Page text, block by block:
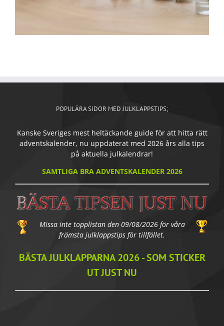
POPULÄRA SIDOR MED JULKLAPPSTIPS;
Kanske Sveriges mest heltäckande guide för att hitta rätt
adventskalender, nu uppdaterat med 2026 års alla tips
på aktuella julkalendrar!
SAMTLIGA BRA ADVENTSKALENDER 2026
Missa inte topplistan den 09/08/2026 för våra
främsta julklappstips för tillfället.
BÄSTA JULKLAPPARNA 2026 - SOM STICKER
UT JUST NU